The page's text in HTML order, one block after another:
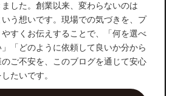
した。創業以来、変わらないのは
いう想いです。現場での気づきを、プ
すくお伝えすることで、「何を選べ
「どのように依頼して良いか分から
ご不安を、このブログを通じて安心
たいです。